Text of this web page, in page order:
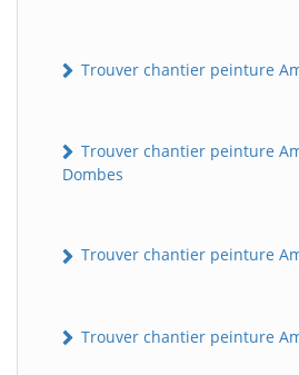
Trouver chantier peinture
Trouver chantier peinture
Dombes
Trouver chantier peinture
Trouver chantier peinture